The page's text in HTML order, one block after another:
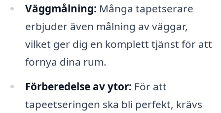
Väggmålning: Många tapetserare
erbjuder även målning av väggar,
vilket ger dig en komplett tjänst för att
förnya dina rum.
Förberedelse av ytor: För att
tapeetseringen ska bli perfekt, krävs